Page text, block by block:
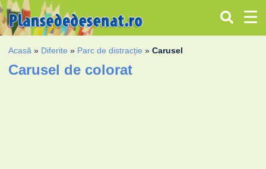
Acasă » Diferite » Parc de distracție »Carusel
Carusel de colorat